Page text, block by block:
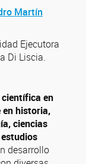
Martín
Ejecutora
Di Liscia.
en
en historia,
ciencias
estudios
desarrollo